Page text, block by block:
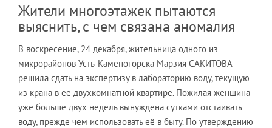
Жители многоэтажек пытаются
выяснить, с чем связана аномалия
В воскресение, 24 декабря, жительница одного из
микрорайонов Усть-Каменогорска Марзия САКИТОВА
решила сдать на экспертизу в лабораторию воду, текущую
из крана в её двухкомнатной квартире. Пожилая женщина
уже больше двух недель вынуждена сутками отстаивать
воду, прежде чем использовать её в быту. По утверждению